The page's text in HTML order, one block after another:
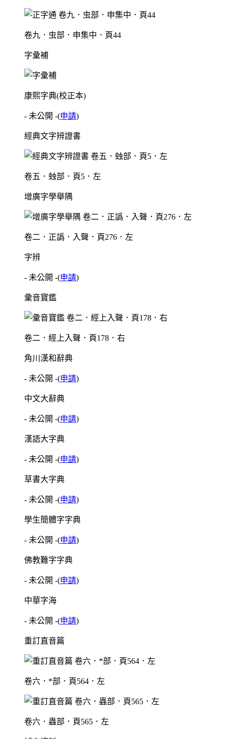
卷九．虫部．申集中．頁44
字彙補
康熙字典(校正本)
- 未公開 -(申請)
經典文字辨證書
卷五．䖵部．頁5．左
增廣字學舉隅
卷二．正譌．入聲．頁276．左
字辨
- 未公開 -(申請)
彙音寶鑑
卷二．經上入聲．頁178．右
角川漢和辭典
- 未公開 -(申請)
中文大辭典
- 未公開 -(申請)
漢語大字典
- 未公開 -(申請)
草書大字典
- 未公開 -(申請)
學生簡體字字典
- 未公開 -(申請)
佛教難字字典
- 未公開 -(申請)
中華字海
- 未公開 -(申請)
重訂直音篇
卷六．*部．頁564．左
卷六．蟲部．頁565．左